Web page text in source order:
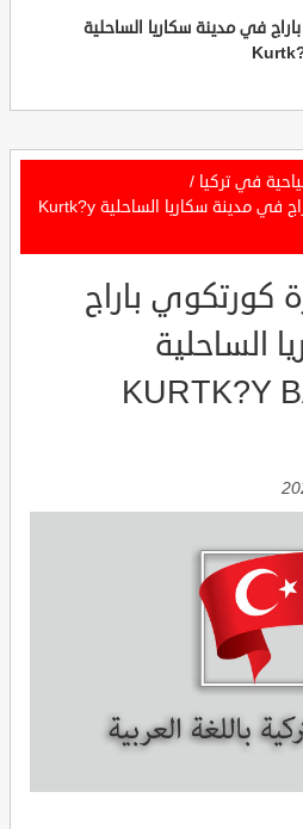
في مدينة سكاريا الساحلية
في تركيا /
تعرف على بحيرة كورتكوي باراج في مدينة سكاريا الساحلية Kurtk?y
كورتكوي باراج
الساحلية
KURTK?Y